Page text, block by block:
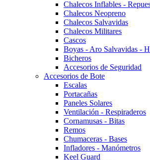
Chalecos Inflables -
Chalecos Neopreno
Chalecos Salvavidas
Chalecos Militares
Cascos
Boyas - Aro Salvavidas -
Bicheros
Accesorios de Seguridad
Accesorios de Bote
Escalas
Portacañas
Paneles Solares
Ventilación - Respiraderos
Cornamusas - Bitas
Remos
Chumaceras - Bases
Infladores - Manómetros
Keel Guard